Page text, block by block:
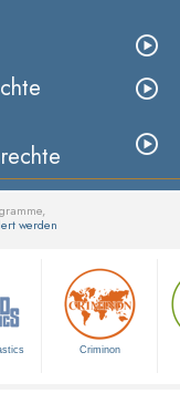
werden
Criminon